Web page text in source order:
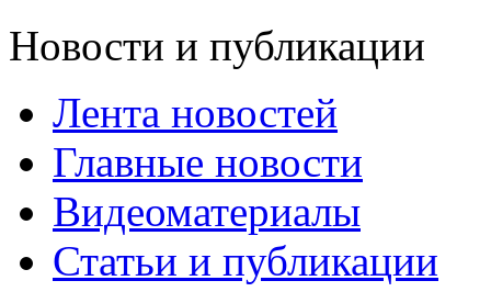
Новости и публикации
Лента новостей
Главные новости
Видеоматериалы
Статьи и публикации